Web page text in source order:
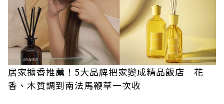
居家擴香推薦！5大品牌把家變成精品飯店 花
香、木質調到南法馬鞭草一次收